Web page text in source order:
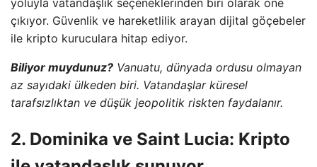
yoluyla vatandaşlık seçeneklerinden biri olarak öne
çıkıyor. Güvenlik ve hareketlilik arayan dijital göçebeler
ile kripto kuruculara hitap ediyor.
Biliyor muydunuz? Vanuatu, dünyada ordusu olmayan
az sayıdaki ülkeden biri. Vatandaşlar küresel
tarafsızlıktan ve düşük jeopolitik riskten faydalanır.
2. Dominika ve Saint Lucia: Kripto